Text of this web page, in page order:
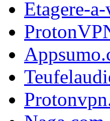
Etagere-